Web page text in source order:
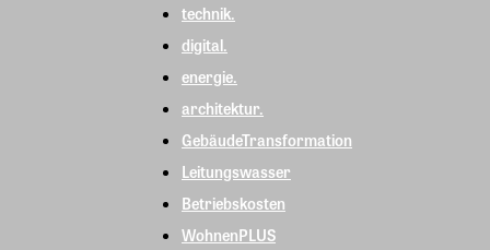
technik.
digital.
energie.
architektur.
GebäudeTransformation
Leitungswasser
Betriebskosten
WohnenPLUS